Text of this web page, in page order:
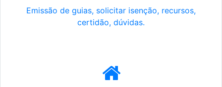
Emissão de guias, solicitar isenção, recursos,
certidão, dúvidas.